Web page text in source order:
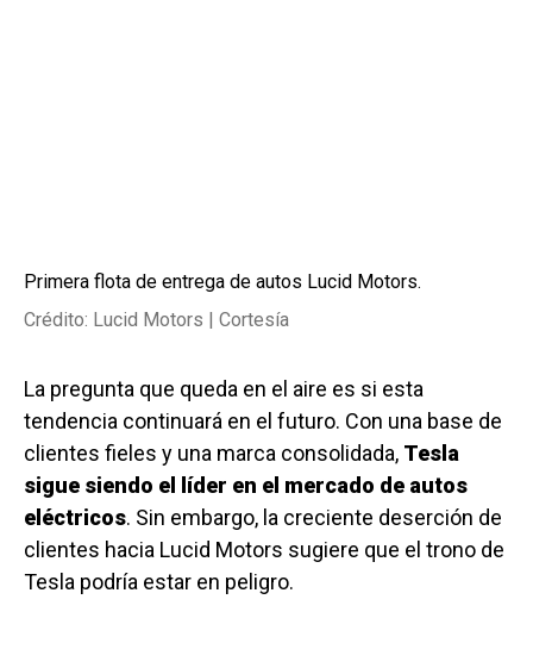
Primera flota de entrega de autos Lucid Motors.
Crédito: Lucid Motors | Cortesía
La pregunta que queda en el aire es si esta
tendencia continuará en el futuro. Con una base de
clientes fieles y una marca consolidada, Tesla
sigue siendo el líder en el mercado de autos
eléctricos. Sin embargo, la creciente deserción de
clientes hacia Lucid Motors sugiere que el trono de
Tesla podría estar en peligro.